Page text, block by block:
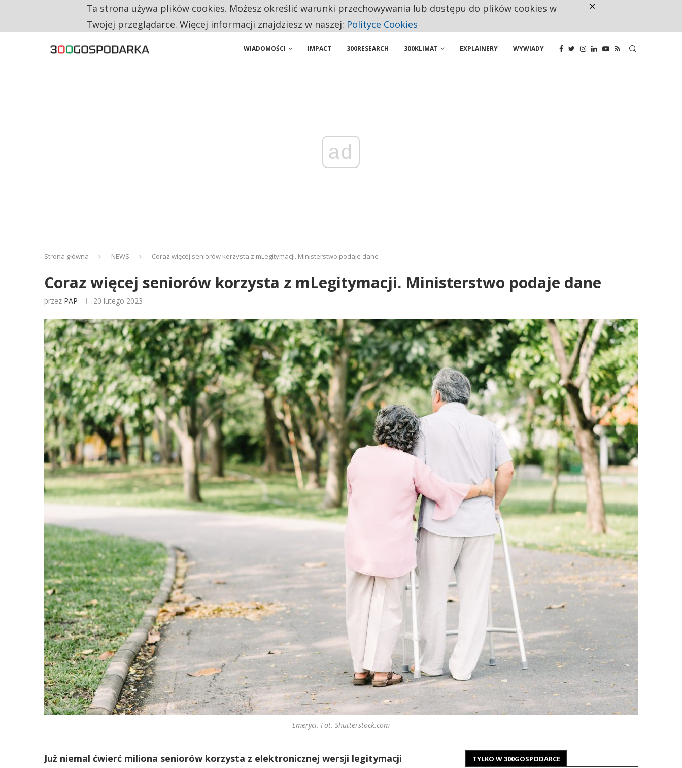
CO TRZECIĄ ZŁOTÓWKĘ Z EMERYTURY SENIORZY PRZEZNACZAJĄ NA PODSTAWOWE ZAKUPY
WIADOMOŚCI IMPACT 300RESEARCH 300KLIMAT EXPLAINERY WYWIADY
ad
Strona główna NEWS Coraz więcej seniorów korzysta z mLegitymacji. Ministerstwo podaje dane
Coraz więcej seniorów korzysta z mLegitymacji. Ministerstwo podaje dane
przez PAP 20 lutego 2023
Emeryci. Fot. Shutterstock.com
Już niemal ćwierć miliona seniorów korzysta z elektronicznej wersji legitymacji
TYLKO W 300GOSPODARCE
Ta strona używa plików cookies. Możesz określić warunki przechowywania lub dostępu do plików cookies w
Twojej przeglądarce. Więcej informacji znajdziesz w naszej: Polityce Cookies
×